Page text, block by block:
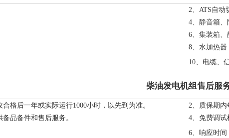
2、ATS自动
4、静音箱、
6、集装箱
8、水加热器
10、电缆、
柴油发电机组售后服
格后一年或实际运行1000小时，以先到为准。
2、质保期内
品备件和售后服务。
4、免费调试
6、响应时间